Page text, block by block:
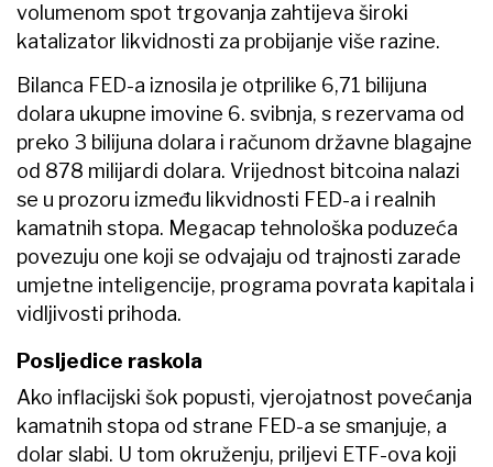
volumenom spot trgovanja zahtijeva široki
katalizator likvidnosti za probijanje više razine.
Bilanca FED-a iznosila je otprilike 6,71 bilijuna
dolara ukupne imovine 6. svibnja, s rezervama od
preko 3 bilijuna dolara i računom državne blagajne
od 878 milijardi dolara. Vrijednost bitcoina nalazi
se u prozoru između likvidnosti FED-a i realnih
kamatnih stopa. Megacap tehnološka poduzeća
povezuju one koji se odvajaju od trajnosti zarade
umjetne inteligencije, programa povrata kapitala i
vidljivosti prihoda.
Posljedice raskola
Ako inflacijski šok popusti, vjerojatnost povećanja
kamatnih stopa od strane FED-a se smanjuje, a
dolar slabi. U tom okruženju, priljevi ETF-ova koji